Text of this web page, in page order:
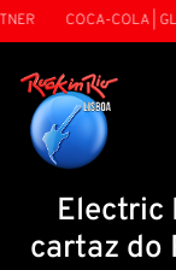
COCA-COLA |
Electric
cartaz do